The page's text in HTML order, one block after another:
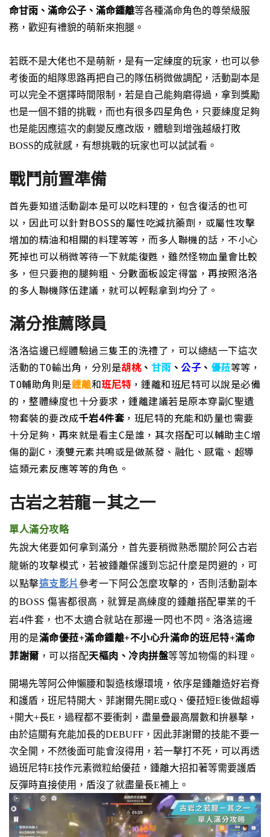
命甘雨、滿命公子、滿命鍾離等各種滿命角色的尊榮級服
務，歡迎有禮貌的萌新來抱腿。
若既不是大佬也不是萌新，是有一定練度的玩家，也可以參
考後面的組隊思路再把自己的隊伍稍微做調配， 活動副本是
可以完全不選擇時間限制 ，若是自己能夠磨得過，拿到獎勵
也是一個不錯的挑戰，而也有很多四星角色，只要練度足夠
也是能因應這次的劇變反應改版，體驗到增強越級打敗
BOSS的成就感，有想挑戰的玩家也可以試試看。
戰鬥前置準備
首先要知道活動副本是可以吃料理的 ，包含復活的也可
以，因此可以針對BOSS的屬性吃減抗藥劑，或屬性攻擊
增加的精油和相關的料理等等，而多人聯機的話，不小心
死掉也可以稍微等待一下就能復甦，雖然怪物血量會比較
多，但只要抱的腿夠粗、分數面板設定得當，再按照洛洛
的多人聯機隊伍建議，就可以輕鬆拿到均分了。
滿分推薦隊員
洛洛這邊已經體驗過三隻王的洗禮了，可以總結一下這次
活動的T0輸出角，分別是胡桃、 甘雨、 公子、 優菈等等，
T0輔助角則是鍾離和班尼特，鍾離和班尼特可以說是必備
的，整體練度也十分要求，鍾離建議若是原本穿副C聖遺
物套裝的要改成千岩4件套 ，班尼特的充能和奶量也需要
十分足夠，再來就是看主C是誰，其次搭配可以輔助主C增
傷的副C，湊雙元素共鳴或是做蒸發、融化、感電、超導
這類元素反應等等的角色。
古岩之若龍－其之一
單人滿分攻略
先說大佬要如何拿到滿分，首先要稍微熟悉關於阿公古岩
龍蜥的攻擊模式，若被鍾離保護到忘記什麼是閃避的，可
以點擊這支影片 參考一下阿公怎麼攻擊的，否則活動副本
的BOSS 傷害都很高，就算是高練度的鍾離搭配畢業的千
岩4件套，也不太適合就站在那邊一閃也不閃。洛洛這邊
用的是滿命優菈+滿命鍾離+不小心升滿命的班尼特+滿命
菲謝爾 ，可以搭配天樞肉、冷肉拼盤等等加物傷的料理。
開場先等阿公伸懶腰和製造核爆環境，依序是鍾離造好岩脊
和護盾，班尼特開大、菲謝爾先開E或Q、優菈短E後做超導
+開大+長E，過程都不要衝刺，盡量疊最高層數和拚暴擊，
由於這關有充能加長的DEBUFF，因此菲謝爾的技能不要一
次全開，不然後面可能會沒得用，若一擊打不死，可以再透
過班尼特E技作元素微粒給優菈，鍾離大招扣著等需要護盾
反彈時直接使用，盾沒了就盡量長E補上。